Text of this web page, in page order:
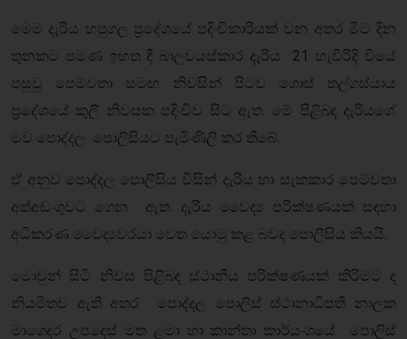
මෙම දැරිය හපුගල ප්‍රදේශයේ පදිංචිකාරියක් වන අතර මීට දින
තුනකට පමණ ඉහත දී බාලවයස්කාර දැරිය 21 හැවිරිදි වියේ
පසුවු පෙම්වතා සමඟ නිවසින් පිටව ගොස් තල්ගස්යාය
ප්‍රදේශයේ කුලී නිවසක පදිංචිව සිට ඇත. මේ පිළිබඳ දැරියගේ
මව පොද්දල පොලිසියට පැමිණිලි කර තිබේ.
ඒ අනුව පොද්දල පොලිසිය විසින් දැරිය හා සැකකාර පෙම්වතා
අත්අඩංගුවට ගෙන ඇත. දැරිය වෛද්‍ය පරික්ෂණයක් සඳහා
අධිකරණ වෛද්‍යවරයා වෙත යොමු කළ බවද පොලිසිය කියයි.
මොවුන් සිටි නිවස පිළිබඳ ස්ථානීය පරික්ෂණයක් කිරිමට ද
නියමිතව ඇති අතර පොද්දල පොලිස් ස්ථානාධිපති නාලක
මාගෙදර උපදෙස් මත ළමා හා කාන්තා කාර්යංශයේ පොලිස්